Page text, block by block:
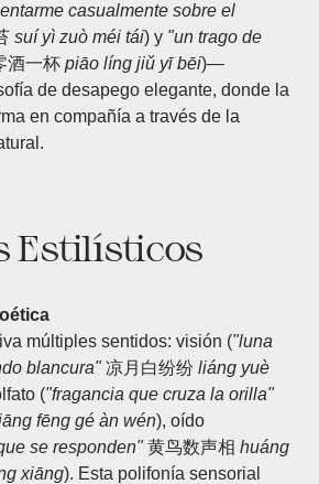
casualmente sobre el
suí yì zuò méi tái) y "un trago de
酒一杯 piāo líng jiǔ yī bēi)—
de desapego elegante, donde la
en compañía a través de la
Estilísticos
múltiples sentidos: visión ("luna
blancura"凉月白纷纷 liáng yuè
("fragancia que cruza la orilla"
fēng gé àn wén), oído
se responden"黄鸟数声相 huáng
xiāng). Esta polifonía sensorial